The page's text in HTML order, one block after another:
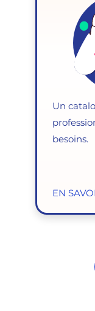
Un
besoins.
EN